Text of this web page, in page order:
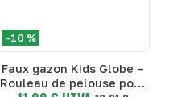
-10 %
Faux gazon Kids Globe –
Rouleau de pelouse pour